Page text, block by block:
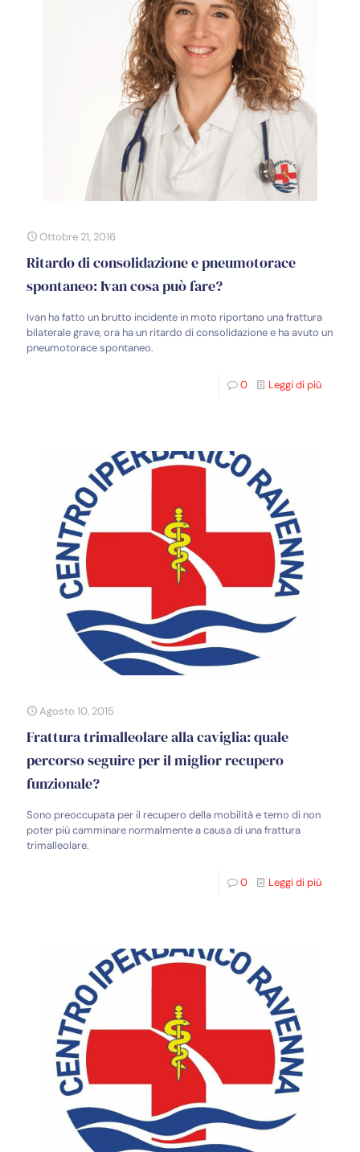
Ottobre 21, 2016
Ritardo di consolidazione e pneumotorace
spontaneo: Ivan cosa può fare?
Ivan ha fatto un brutto incidente in moto riportano una frattura
bilaterale grave, ora ha un ritardo di consolidazione e ha avuto un
pneumotorace spontaneo.
0 Leggi di più
Agosto 10, 2015
Frattura trimalleolare alla caviglia: quale
percorso seguire per il miglior recupero
funzionale?
Sono preoccupata per il recupero della mobilità e temo di non
poter più camminare normalmente a causa di una frattura
trimalleolare.
0 Leggi di più